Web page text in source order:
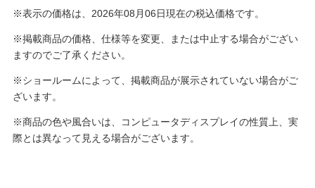
※表示の価格は、2026年08月06日現在の税込価格です。
※掲載商品の価格、仕様等を変更、または中止する場合がござい
ますのでご了承ください。
※ショールームによって、掲載商品が展示されていない場合がご
ざいます。
※商品の色や風合いは、コンピュータディスプレイの性質上、実
際とは異なって見える場合がございます。